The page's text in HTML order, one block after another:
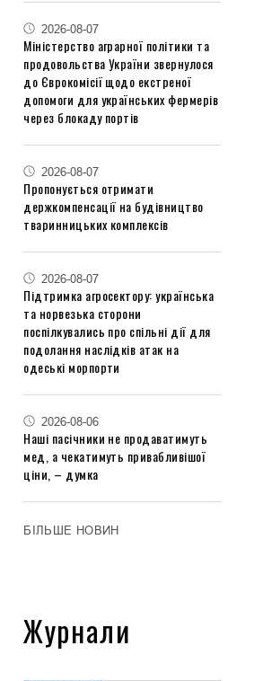
2026-08-07
Міністерство аграрної політики та
продовольства України звернулося
до Єврокомісії щодо екстреної
допомоги для українських фермерів
через блокаду портів
2026-08-07
Пропонується отримати
держкомпенсації на будівництво
тваринницьких комплексів
2026-08-07
Підтримка агросектору: українська
та норвезька сторони
поспілкувались про спільні дії для
подолання наслідків атак на
одеські морпорти
2026-08-06
Наші пасічники не продаватимуть
мед, а чекатимуть привабливішої
ціни, – думка
БІЛЬШЕ НОВИН
Журнали